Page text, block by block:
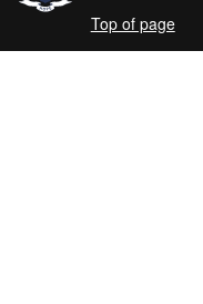
Top of page